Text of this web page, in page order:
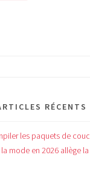
RÉCENTS
les paquets de
mode en 2026 allège